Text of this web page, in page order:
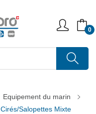
0
Equipement du marin
Cirés/Salopettes Mixte